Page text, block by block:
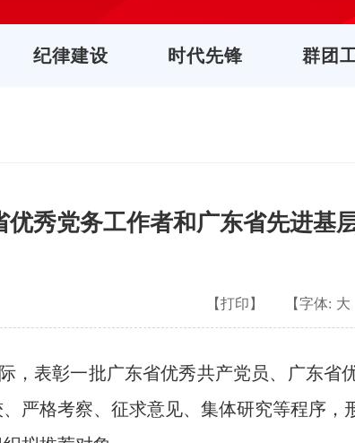
纪律建设 时代先锋 群团
秀党务工作者和广东省先进基
【打印】 【字体: 大
表彰一批广东省优秀共产党员、广东省
严格考察、征求意见、集体研究等程序，